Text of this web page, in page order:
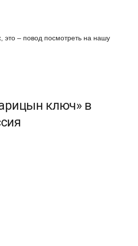
это – повод посмотреть на нашу
ключ» в